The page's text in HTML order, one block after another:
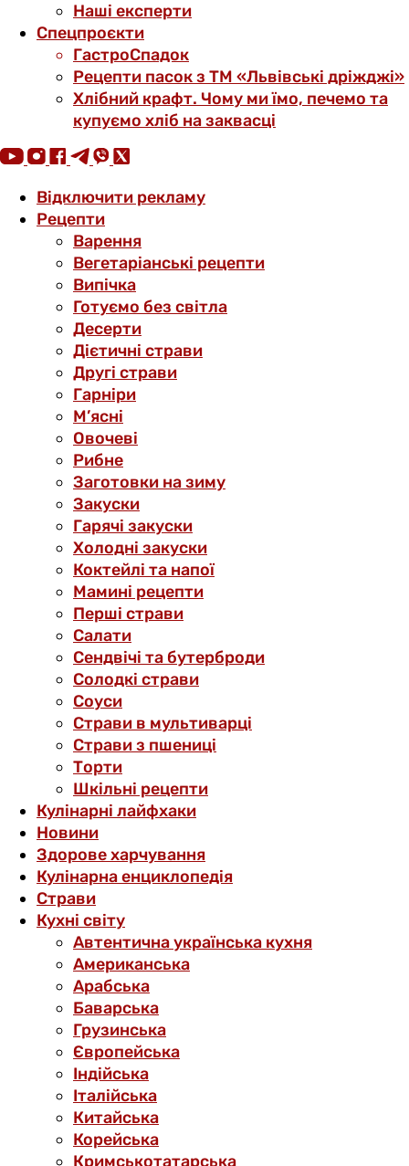
Наші експерти
Спецпроєкти
ГастроСпадок
Рецепти пасок з ТМ «Львівські дріжджі»
Хлібний крафт. Чому ми їмо, печемо та
купуємо хліб на заквасці
Відключити рекламу
Рецепти
Варення
Вегетаріанські рецепти
Випічка
Готуємо без світла
Десерти
Дієтичні страви
Другі страви
Гарніри
М’ясні
Овочеві
Рибне
Заготовки на зиму
Закуски
Гарячі закуски
Холодні закуски
Коктейлі та напої
Мамині рецепти
Перші страви
Салати
Сендвічі та бутерброди
Солодкі страви
Соуси
Страви в мультиварці
Страви з пшениці
Торти
Шкільні рецепти
Кулінарні лайфхаки
Новини
Здорове харчування
Кулінарна енциклопедія
Страви
Кухні світу
Автентична українська кухня
Американська
Арабська
Баварська
Грузинська
Європейська
Індійська
Італійська
Китайська
Корейська
Кримськотатарська